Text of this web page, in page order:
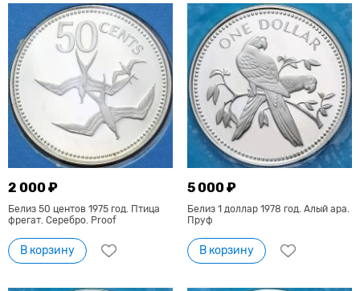
2 000 ₽
Белиз 50 центов 1975 год. Птица
фрегат. Серебро. Proof
В корзину
5 000 ₽
Белиз 1 доллар 1978 год. Алый ара.
Пруф
В корзину